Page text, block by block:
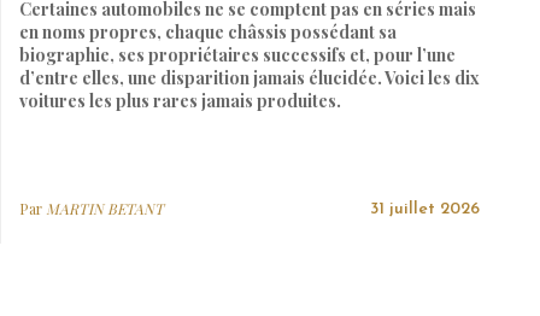
Certaines automobiles ne se comptent pas en séries mais
en noms propres, chaque châssis possédant sa
biographie, ses propriétaires successifs et, pour l’une
d’entre elles, une disparition jamais élucidée. Voici les dix
voitures les plus rares jamais produites.
Par MARTIN BETANT 31 juillet 2026